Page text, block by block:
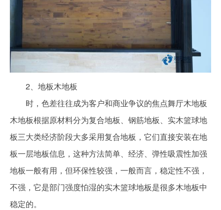
2、地板木地板
时，色差往往成为客户和商业争议的焦点舞厅木地板
木地板根据原材料分为复合地板、钢筋地板、实木篮球地
板三大类经济阶段大多采用复合地板，它们直接安装在地
板一层地板信息，这种方法简单、经济、弹性吸震性加强
地板一般有用，但环保性较强，一般而言，稳定性不强，
不强，它是部门强度怕湿的实木篮球地板是很多木地板中
稳定的。